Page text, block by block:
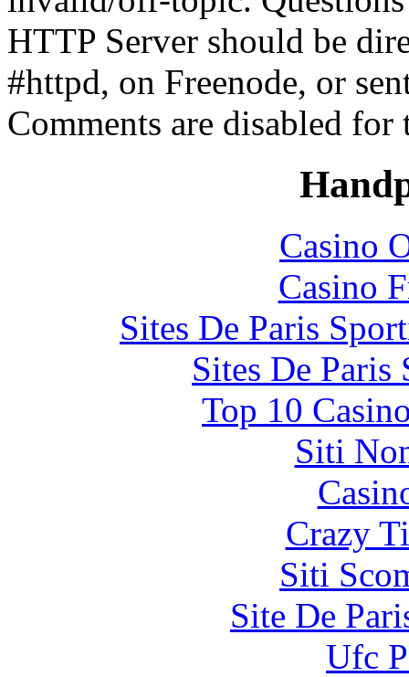
HTTP Server should be
#httpd, on Freenode, or
Comments are disabled for
Casino
Casino
Sites De Paris
Sites De
Top 10
Siti
Crazy
Siti
Site De
Ufc